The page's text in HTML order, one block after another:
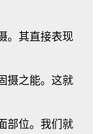
。其直接表现
摄之能。这就
部位。我们就